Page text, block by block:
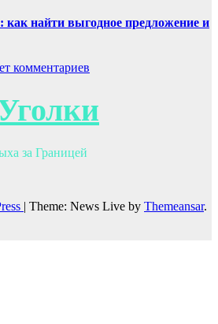
как найти выгодное предложение и
комментариев
за Границей
| Theme: News Live by Themeansar.